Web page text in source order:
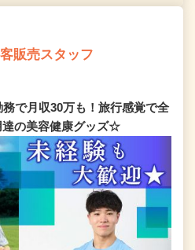
販売スタッフ
で月収30万も！旅行感覚で全
達の美容健康グッズ☆